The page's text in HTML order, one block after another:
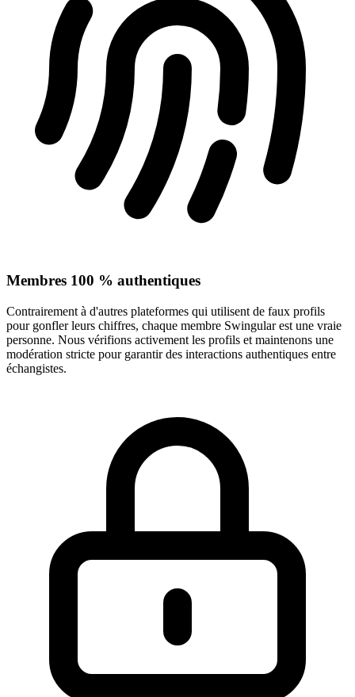
Membres 100 % authentiques
Contrairement à d'autres plateformes qui utilisent de faux profils
pour gonfler leurs chiffres, chaque membre Swingular est une vraie
personne. Nous vérifions activement les profils et maintenons une
modération stricte pour garantir des interactions authentiques entre
échangistes.